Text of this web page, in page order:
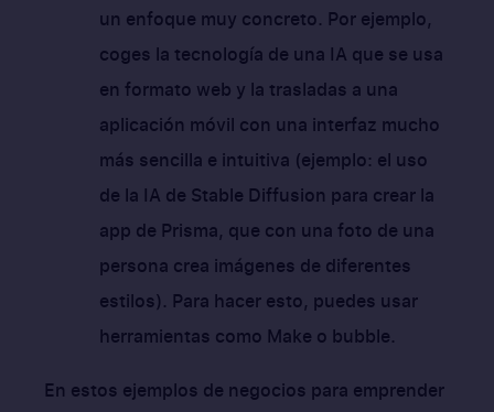
un enfoque muy concreto. Por ejemplo,
coges la tecnología de una IA que se usa
en formato web y la trasladas a una
aplicación móvil con una interfaz mucho
más sencilla e intuitiva (ejemplo: el uso
de la IA de Stable Diffusion para crear la
app de Prisma, que con una foto de una
persona crea imágenes de diferentes
estilos). Para hacer esto, puedes usar
herramientas como Make o bubble.
En estos ejemplos de negocios para emprender